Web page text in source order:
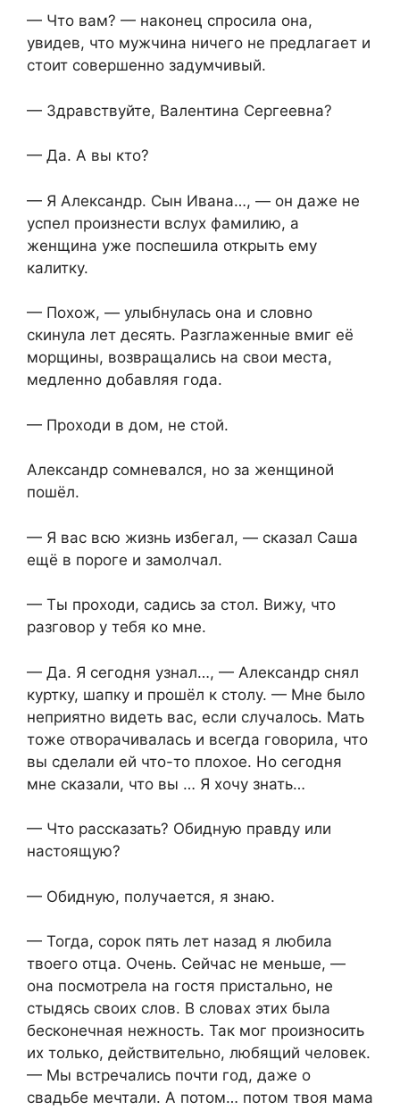
— Что вам? — наконец спросила она,
увидев, что мужчина ничего не предлагает и
стоит совершенно задумчивый.
— Здравствуйте, Валентина Сергеевна?
— Да. А вы кто?
— Я Александр. Сын Ивана…, — он даже не
успел произнести вслух фамилию, а
женщина уже поспешила открыть ему
калитку.
— Похож, — улыбнулась она и словно
скинула лет десять. Разглаженные вмиг её
морщины, возвращались на свои места,
медленно добавляя года.
— Проходи в дом, не стой.
Александр сомневался, но за женщиной
пошёл.
— Я вас всю жизнь избегал, — сказал Саша
ещё в пороге и замолчал.
— Ты проходи, садись за стол. Вижу, что
разговор у тебя ко мне.
— Да. Я сегодня узнал…, — Александр снял
куртку, шапку и прошёл к столу. — Мне было
неприятно видеть вас, если случалось. Мать
тоже отворачивалась и всегда говорила, что
вы сделали ей что-то плохое. Но сегодня
мне сказали, что вы … Я хочу знать…
— Что рассказать? Обидную правду или
настоящую?
— Обидную, получается, я знаю.
— Тогда, сорок пять лет назад я любила
твоего отца. Очень. Сейчас не меньше, —
она посмотрела на гостя пристально, не
стыдясь своих слов. В словах этих была
бесконечная нежность. Так мог произносить
их только, действительно, любящий человек.
— Мы встречались почти год, даже о
свадьбе мечтали. А потом… потом твоя мама